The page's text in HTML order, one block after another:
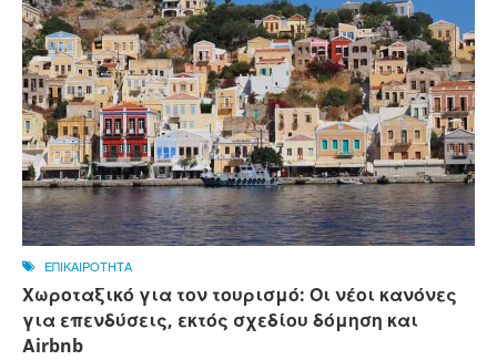
ΕΠΙΚΑΙΡΟΤΗΤΑ
Χωροταξικό για τον τουρισμό: Οι νέοι κανόνες
για επενδύσεις, εκτός σχεδίου δόμηση και
Αirbnb